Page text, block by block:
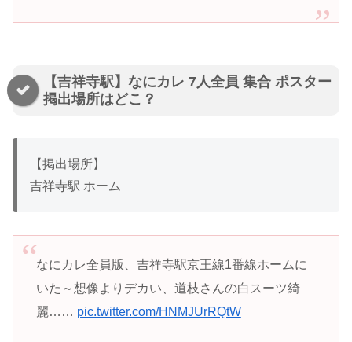
【吉祥寺駅】なにカレ 7人全員 集合 ポスター
掲出場所はどこ？
【掲出場所】
吉祥寺駅 ホーム
なにカレ全員版、吉祥寺駅京王線1番線ホームに
いた～想像よりデカい、道枝さんの白スーツ綺
麗…… pic.twitter.com/HNMJUrRQtW